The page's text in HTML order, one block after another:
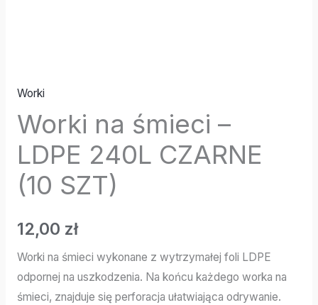
Worki
Worki na śmieci –
LDPE 240L CZARNE
(10 SZT)
12,00 zł
Worki na śmieci wykonane z wytrzymałej foli LDPE
odpornej na uszkodzenia. Na końcu każdego worka na
śmieci, znajduje się perforacja ułatwiająca odrywanie.